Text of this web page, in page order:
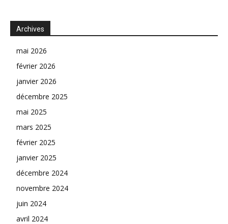
Archives
mai 2026
février 2026
janvier 2026
décembre 2025
mai 2025
mars 2025
février 2025
janvier 2025
décembre 2024
novembre 2024
juin 2024
avril 2024